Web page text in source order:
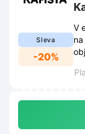
Sleva
-20%
V